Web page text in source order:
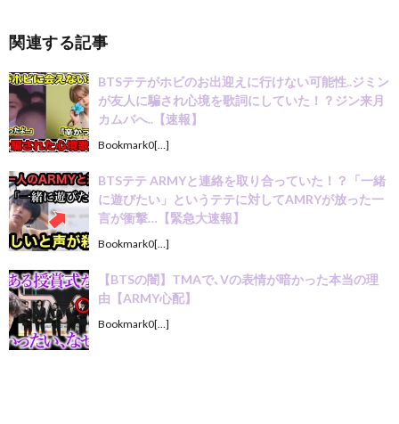
関連する記事
BTSテテがホビのお出迎えに行けない可能性..ジミン
が友人に騙され心境を歌詞にしていた！？ジン来月
カムバへ..【速報】
Bookmark0[…]
BTSテテ ARMYと連絡を取り合っていた！？「一緒
に遊びたい」というテテに対してAMRYが放った一
言が衝撃…【緊急大速報】
Bookmark0[…]
【BTSの闇】TMAで､Vの表情が暗かった本当の理
由【ARMY心配】
Bookmark0[…]